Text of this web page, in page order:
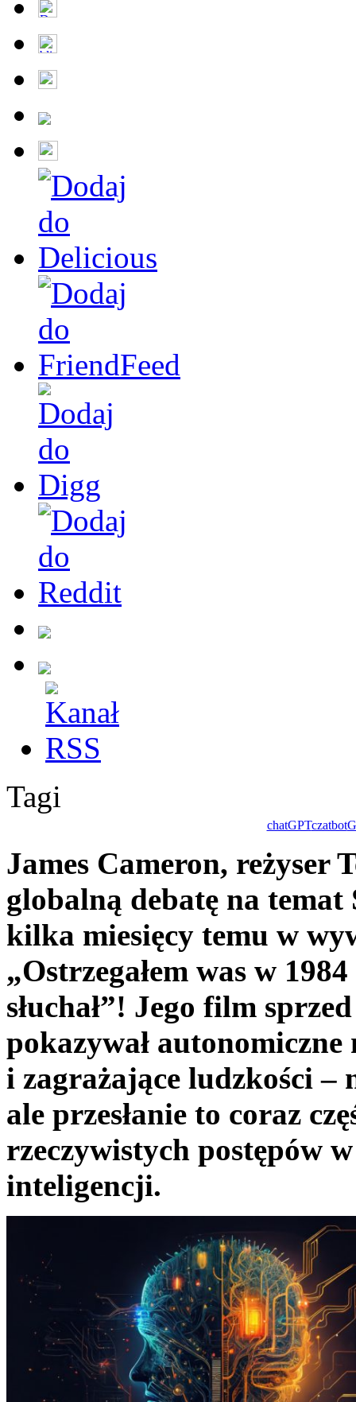
Tagi
chatGPTczatbot
James Cameron, reżyser
globalną debatę na
kilka miesięcy temu w
„Ostrzegałem was w
słuchał”! Jego film
pokazywał
i zagrażające ludzkości
ale przesłanie to coraz
rzeczywistych postępów
inteligencji.